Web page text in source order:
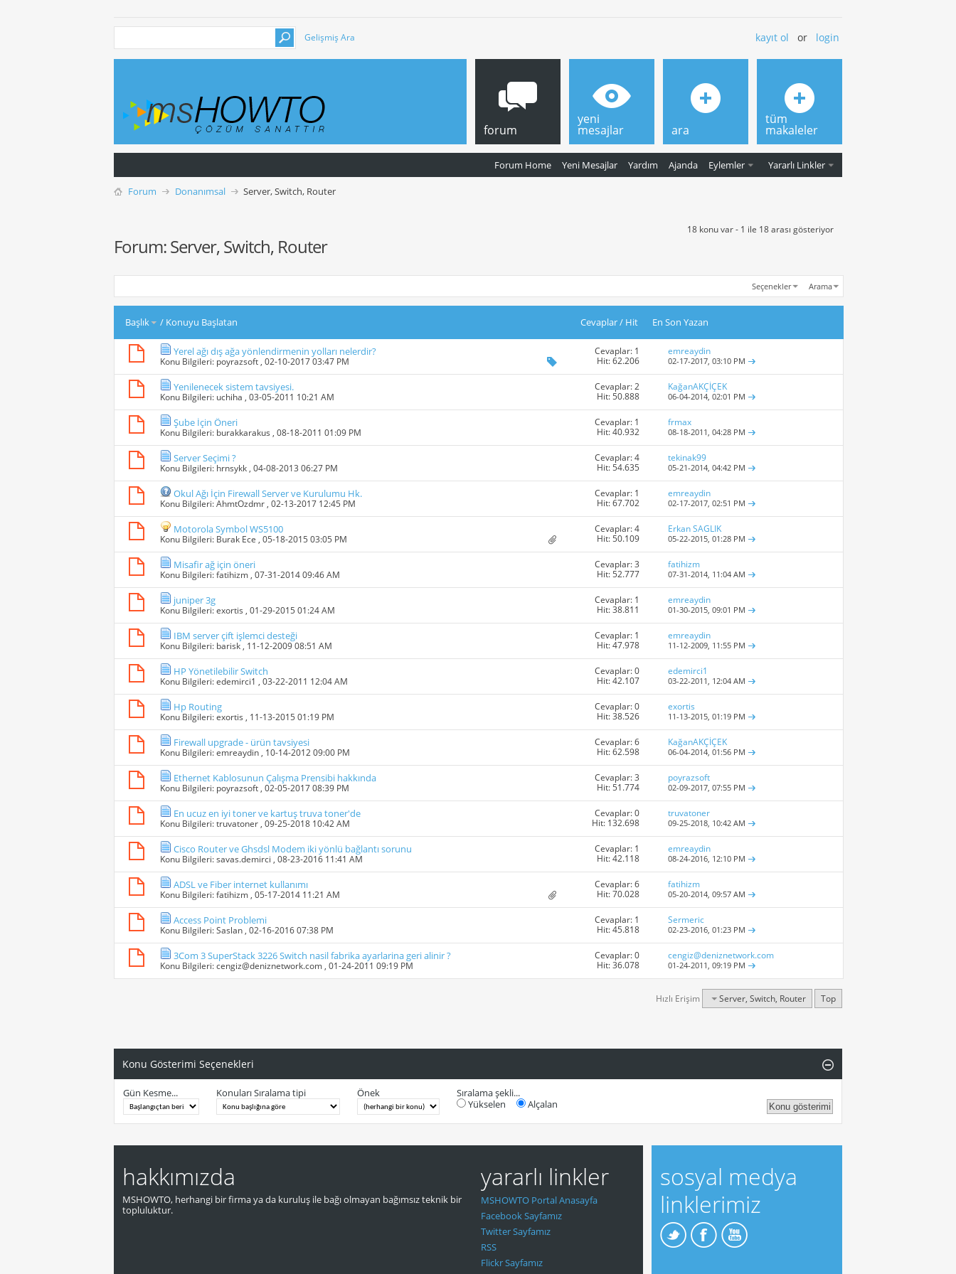
Gelişmiş Ara kayıt ol or login
forum
Forum Home Yeni Mesajlar Yardım Ajanda Eylemler Yararlı Linkler
yeni
mesajlar ara
tüm
makaleler
Forum Donanımsal Server, Switch, Router
18 konu var - 1 ile 18 arası gösteriyor
Forum:Server, Switch, Router
Seçenekler Arama
Başlık / Konuyu Başlatan Cevaplar/ Hit En Son Yazan
Yerel ağı dış ağa yönlendirmenin yolları nelerdir?
Konu Bilgileri: poyrazsoft , 02-10-2017 03:47 PM
Cevaplar: 1
Hit: 62.206
emreaydin
02-17-2017,03:10 PM
Yenilenecek sistem tavsiyesi.
Konu Bilgileri: uchiha , 03-05-2011 10:21 AM
Cevaplar: 2
Hit: 50.888
KağanAKÇİÇEK
06-04-2014,02:01 PM
Şube İçin Öneri
Konu Bilgileri: burakkarakus , 08-18-2011 01:09 PM
Cevaplar: 1
Hit: 40.932
frmax
08-18-2011,04:28 PM
Server Seçimi ?
Konu Bilgileri: hrnsykk , 04-08-2013 06:27 PM
Cevaplar: 4
Hit: 54.635
tekinak99
05-21-2014,04:42 PM
Okul Ağı İçin Firewall Server ve Kurulumu Hk.
Konu Bilgileri:AhmtOzdmr , 02-13-2017 12:45 PM
Cevaplar: 1
Hit: 67.702
emreaydin
02-17-2017,02:51 PM
Motorola Symbol WS5100
Konu Bilgileri: Burak Ece , 05-18-2015 03:05 PM
Cevaplar: 4
Hit: 50.109
Erkan SAGLIK
05-22-2015,01:28 PM
Misafir ağ için öneri
Konu Bilgileri:fatihizm , 07-31-2014 09:46 AM
Cevaplar: 3
Hit: 52.777
fatihizm
07-31-2014, 11:04 AM
juniper 3g
Konu Bilgileri:exortis , 01-29-2015 01:24 AM
Cevaplar: 1
Hit: 38.811
emreaydin
01-30-2015,09:01 PM
IBM server çift işlemci desteği
Konu Bilgileri: barisk , 11-12-2009 08:51 AM
Cevaplar: 1
Hit: 47.978
emreaydin
11-12-2009, 11:55 PM
HP Yönetilebilir Switch
Konu Bilgileri:edemirci1 , 03-22-2011 12:04 AM
Cevaplar: 0
Hit: 42.107
edemirci1
03-22-2011, 12:04 AM
Hp Routing
Konu Bilgileri:exortis , 11-13-2015 01:19 PM
Cevaplar: 0
Hit: 38.526
exortis
11-13-2015,01:19 PM
Firewall upgrade - ürün tavsiyesi
Konu Bilgileri:emreaydin , 10-14-2012 09:00 PM
Cevaplar: 6
Hit: 62.598
KağanAKÇİÇEK
06-04-2014,01:56 PM
Ethernet Kablosunun Çalışma Prensibi hakkında
Konu Bilgileri: poyrazsoft , 02-05-2017 08:39 PM
Cevaplar: 3
Hit: 51.774
poyrazsoft
02-09-2017,07:55 PM
En ucuz en iyi toner ve kartuş truva toner'de
Konu Bilgileri:truvatoner , 09-25-2018 10:42 AM
Cevaplar: 0
Hit: 132.698
truvatoner
09-25-2018, 10:42 AM
Cisco Router ve Ghsdsl Modem iki yönlü bağlantı sorunu
Konu Bilgileri:savas.demirci , 08-23-2016 11:41 AM
Cevaplar: 1
Hit: 42.118
emreaydin
08-24-2016, 12:10 PM
ADSL ve Fiber internet kullanımı
Konu Bilgileri:fatihizm , 05-17-2014 11:21 AM
Cevaplar: 6
Hit: 70.028
fatihizm
05-20-2014,09:57 AM
Access Point Problemi
Konu Bilgileri:Saslan , 02-16-2016 07:38 PM
Cevaplar: 1
Hit: 45.818
Sermeric
02-23-2016,01:23 PM
3Com 3 SuperStack 3226 Switch nasil fabrika ayarlarina geri alinir ?
Konu Bilgileri:cengiz@deniznetwork.com , 01-24-2011 09:19 PM
Cevaplar: 0
Hit: 36.078
cengiz@deniznetwork.com
01-24-2011,09:19 PM
Hızlı Erişim Server, Switch, Router Top
Konu Gösterimi Seçenekleri
Gün Kesme... Konuları Sıralama tipi Önek
Sıralama şekli...
Yükselen
Alçalan
hakkımızda
MSHOWTO, herhangi bir firma ya da kuruluş ile bağı olmayan bağımsız teknik bir
topluluktur.
yararlı linkler
MSHOWTO Portal Anasayfa
Facebook Sayfamız
Twitter Sayfamız
RSS
Flickr Sayfamız
sosyal medya
linklerimiz